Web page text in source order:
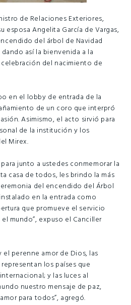
de Relaciones Exteriores,
esposa Angelita García de Vargas,
del árbol de Navidad
así la bienvenida a la
del nacimiento de
en el lobby de entrada de la
de un coro que interpró
Asimismo, el acto sirvió para
de la institución y los
Mirex.
junto a ustedes conmemorar la
casa de todos, les brindo la más
del encendido del Árbol
en la entrada como
que promueve el servicio
mundo”, expuso el Canciller
el perenne amor de Dios, las
los países que
y las luces al
nuestro mensaje de paz,
para todos”, agregó.